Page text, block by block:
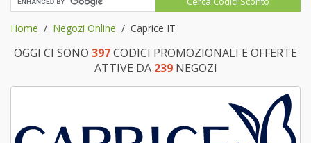
Home Negozi Online Caprice IT
OGGI CI SONO 397CODICI PROMOZIONALI E OFFERTE
ATTIVE DA 239NEGOZI